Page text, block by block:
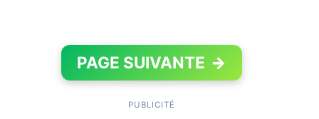
PAGE SUIVANTE →
PUBLICITÉ